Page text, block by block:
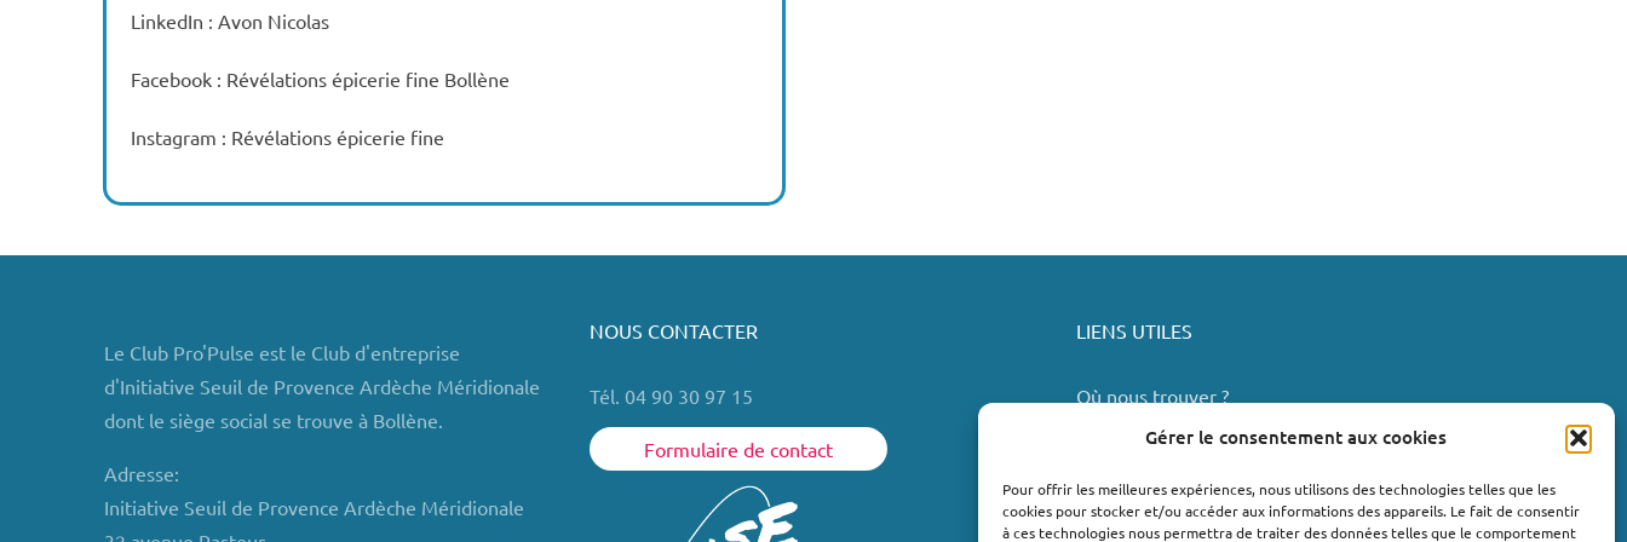
Gérer le consentement aux cookies
Pour offrir les meilleures expériences, nous utilisons des technologies telles que les
cookies pour stocker et/ou accéder aux informations des appareils. Le fait de consentir
à ces technologies nous permettra de traiter des données telles que le comportement
LinkedIn : Avon Nicolas
Facebook : Révélations épicerie fine Bollène
Instagram : Révélations épicerie fine
Le Club Pro'Pulse est le Club d'entreprise
d'Initiative Seuil de Provence Ardèche Méridionale
dont le siège social se trouve à Bollène.
Adresse:
Initiative Seuil de Provence Ardèche Méridionale
NOUS CONTACTER
Tél. 04 90 30 97 15
Formulaire de contact
LIENS UTILES
Où nous trouver ?
Valréas
Le Teil